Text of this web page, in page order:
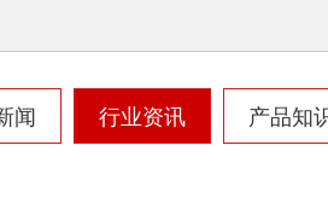
闻 行业资讯 产品知
生活垃圾处理设备...